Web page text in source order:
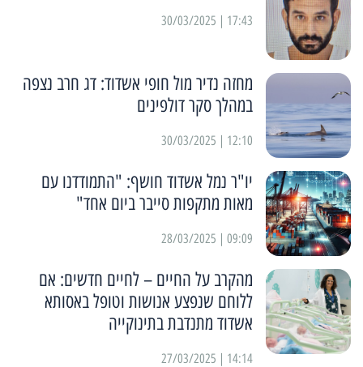
17:43 | 30/03/2025
מחזה נדיר מול חופי אשדוד: דג חרב נצפה
במהלך סקר דולפינים
12:10 | 30/03/2025
יו"ר נמל אשדוד חושף: "התמודדנו עם
מאות מתקפות סייבר ביום אחד"
09:09 | 28/03/2025
מהקרב על החיים – לחיים חדשים: אם
ללוחם שנפצע אנושות וטופל באסותא
אשדוד מתנדבת בתינוקייה
14:14 | 27/03/2025